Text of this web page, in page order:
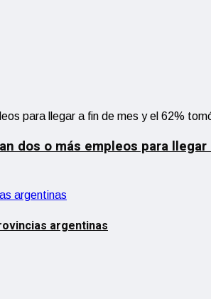
dos o más empleos para
argentinas